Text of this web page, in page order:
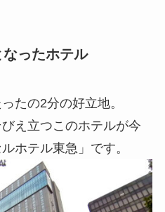
ったホテル
たの2分の好立地。
え立つこのホテルが今
ホテル東急」です。